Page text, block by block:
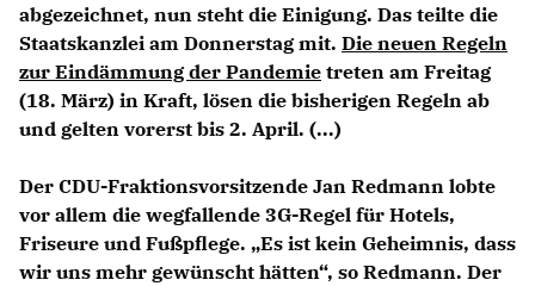
abgezeichnet, nun steht die Einigung. Das teilte die
Staatskanzlei am Donnerstag mit. Die neuen Regeln
zur Eindämmung der Pandemie treten am Freitag
(18. März) in Kraft, lösen die bisherigen Regeln ab
und gelten vorerst bis 2. April. (...)
Der CDU-Fraktionsvorsitzende Jan Redmann lobte
vor allem die wegfallende 3G-Regel für Hotels,
Friseure und Fußpflege. „Es ist kein Geheimnis, dass
wir uns mehr gewünscht hätten“, so Redmann. Der